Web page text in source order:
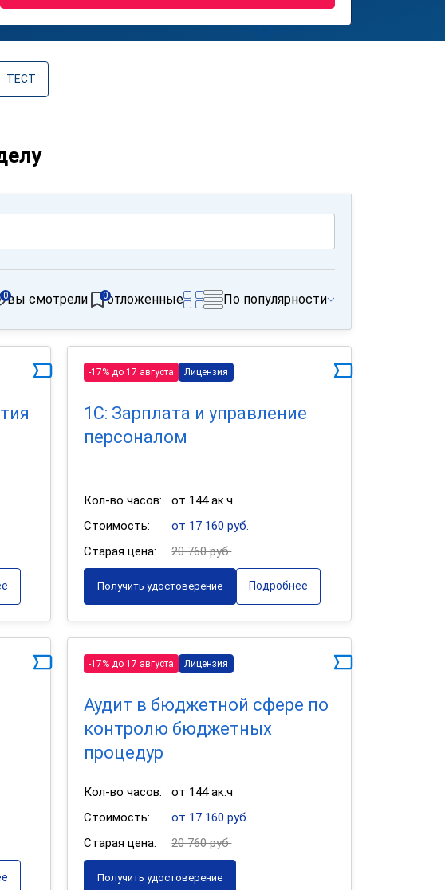
ТЕСТ
вы смотрели
0 отложенные
0 По популярности
-17% до 17 августа Лицензия
1С: Зарплата и управление
персоналом
Кол-во часов:
от 144 ак.ч
Стоимость:
от 17 160 руб.
Старая цена:
20 760 руб.
Получить удостоверение Подробнее
-17% до 17 августа Лицензия
Аудит в бюджетной сфере по
контролю бюджетных
процедур
Кол-во часов:
от 144 ак.ч
Стоимость:
от 17 160 руб.
Старая цена:
20 760 руб.
Получить удостоверение